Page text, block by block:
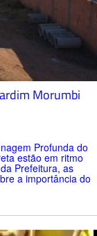
Morumbi
Profunda do
estão em ritmo
Prefeitura, as
a importância do